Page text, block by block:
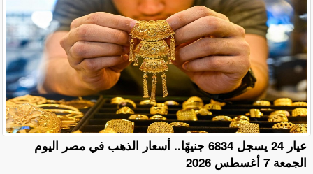
عيار 24 يسجل 6834 جنيهًا.. أسعار الذهب في مصر اليوم
الجمعة 7 أغسطس 2026